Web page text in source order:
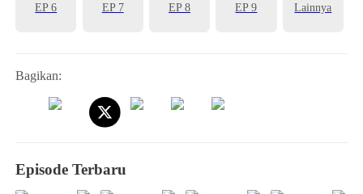
EP 6 EP 7 EP 8 EP 9 Lainnya
Bagikan:
Episode Terbaru